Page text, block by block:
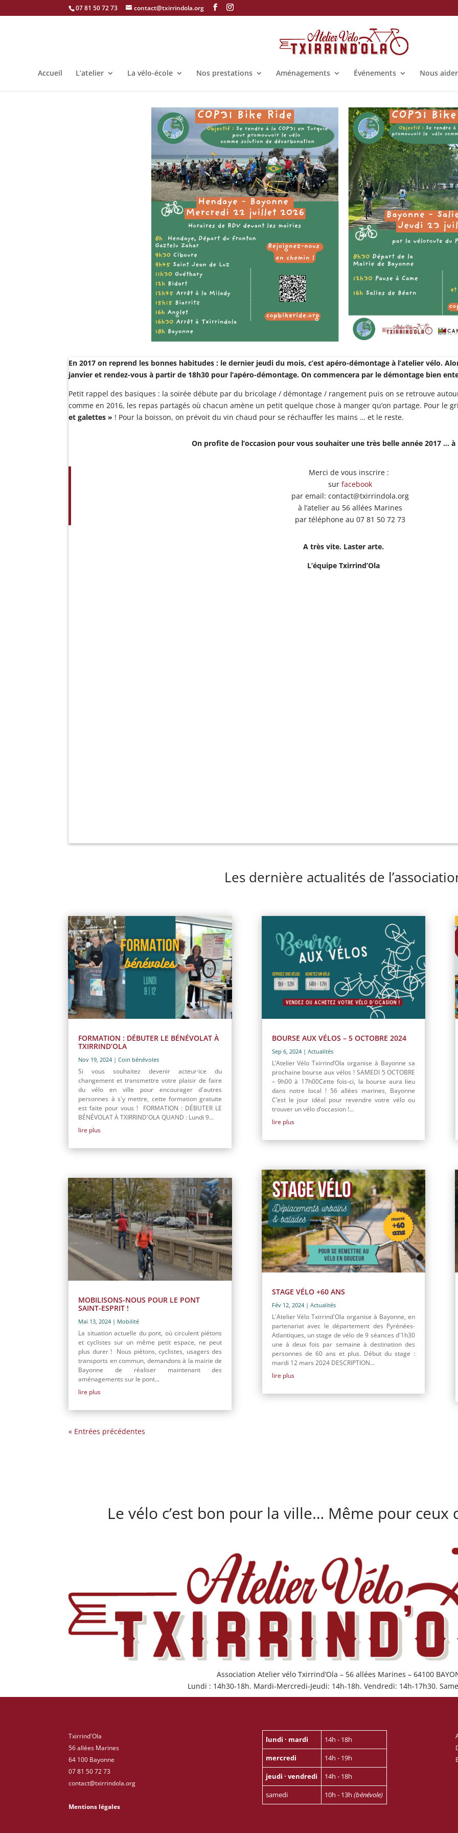
07 81 50 72 73 contact@txirrindola.org
Accueil L’atelier La vélo-école Nos prestations Aménagements Événements Nous aider
En 2017 on reprend les bonnes habitudes : le dernier jeudi du mois, c’est apéro-démontage à l’atelier vélo.
janvier et rendez-vous à partir de 18h30 pour l’apéro-démontage. On commencera par le démontage bien
Petit rappel des basiques : la soirée débute par du bricolage / démontage / rangement puis on se retrouve
comme en 2016, les repas partagés où chacun amène un petit quelque chose à manger qu’on partage. Pour le
et galettes » ! Pour la boisson, on prévoit du vin chaud pour se réchauffer les mains … et le reste.
On profite de l’occasion pour vous souhaiter une très belle année 2017 …
Merci de vous inscrire :
sur facebook
par email: contact@txirrindola.org
à l’atelier au 56 allées Marines
par téléphone au 07 81 50 72 73
A très vite. Laster arte.
L’équipe Txirrind’Ola
Les dernière actualités de
FORMATION : DÉBUTER LE BÉNÉVOLAT À
TXIRRIND’OLA
Nov 19, 2024 |Coin bénévoles
Si vous souhaitez devenir acteur·ice du
changement et transmettre votre plaisir de faire
du vélo en ville pour encourager d'autres
personnes à s'y mettre, cette formation gratuite
est faite pour vous ! FORMATION : DÉBUTER LE
BÉNÉVOLAT À TXIRRIND'OLA QUAND : Lundi 9...
lire plus
MOBILISONS-NOUS POUR LE PONT
SAINT-ESPRIT !
Mai 13, 2024 | Mobilité
La situation actuelle du pont, où circulent piétons
et cyclistes sur un même petit espace, ne peut
plus durer ! Nous piétons, cyclistes, usagers des
transports en commun, demandons à la mairie de
Bayonne de réaliser maintenant des
aménagements sur le pont...
lire plus
BOURSE AUX VÉLOS – 5 OCTOBRE 2024
Sep 6, 2024| Actualités
L’Atelier Vélo Txirrind’Ola organise à Bayonne sa
prochaine bourse aux vélos ! SAMEDI 5 OCTOBRE
– 9h00 à 17h00Cette fois-ci, la bourse aura lieu
dans notre local ! 56 allées marines, Bayonne
C’est le jour idéal pour revendre votre vélo ou
trouver un vélo d’occasion !...
lire plus
STAGE VÉLO +60 ANS
Fév 12, 2024| Actualités
L'Atelier Vélo Txirrind'Ola organise à Bayonne, en
partenariat avec le département des Pyrénées-
Atlantiques, un stage de vélo de 9 séances d'1h30
une à deux fois par semaine à destination des
personnes de 60 ans et plus. Début du stage :
mardi 12 mars 2024 DESCRIPTION...
lire plus
« Entrées précédentes
Le vélo c’est bon pour la ville… Même pour ceux
Association Atelier vélo Txirrind’Ola – 56 allées Marines – 64100
Lundi : 14h30-18h. Mardi-Mercredi-Jeudi: 14h-18h. Vendredi: 14h-17h30.
Txirrind'Ola
56 allées Marines
64 100 Bayonne
07 81 50 72 73
contact@txirrindola.org
Mentions légales
lundi · mardi
14h - 18h
mercredi
14h - 19h
jeudi · vendredi
14h - 18h
samedi
10h - 13h (bénévole)